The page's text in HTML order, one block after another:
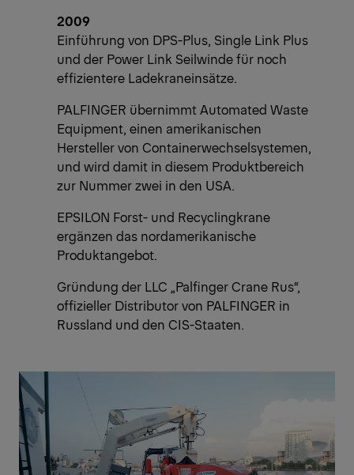
2009
Einführung von DPS-Plus, Single Link Plus
und der Power Link Seilwinde für noch
effizientere Ladekraneinsätze.
PALFINGER übernimmt Automated Waste
Equipment, einen amerikanischen
Hersteller von Containerwechselsystemen,
und wird damit in diesem Produktbereich
zur Nummer zwei in den USA.
EPSILON Forst- und Recyclingkrane
ergänzen das nordamerikanische
Produktangebot.
Gründung der LLC „Palfinger Crane Rus“,
offizieller Distributor von PALFINGER in
Russland und den CIS-Staaten.